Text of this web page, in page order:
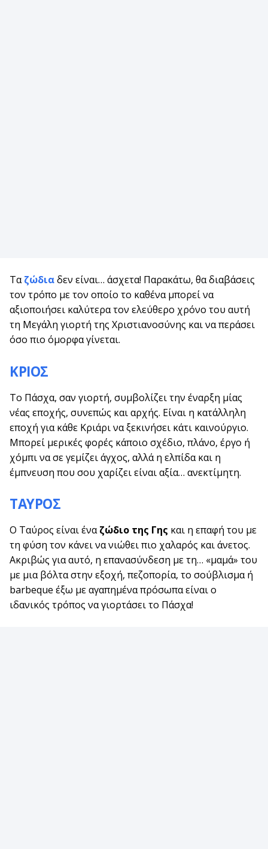
Τα ζώδιαδεν είναι… άσχετα! Παρακάτω, θα διαβάσεις
τον τρόπο με τον οποίο το καθένα μπορεί να
αξιοποιήσει καλύτερα τον ελεύθερο χρόνο του αυτή
τη Μεγάλη γιορτή της Χριστιανοσύνης και να περάσει
όσο πιο όμορφα γίνεται.
ΚΡΙΟΣ
Το Πάσχα, σαν γιορτή, συμβολίζει την έναρξη μίας
νέας εποχής, συνεπώς και αρχής. Είναι η κατάλληλη
εποχή για κάθε Κριάρι να ξεκινήσει κάτι καινούργιο.
Μπορεί μερικές φορές κάποιο σχέδιο, πλάνο, έργο ή
χόμπι να σε γεμίζει άγχος, αλλά η ελπίδα και η
έμπνευση που σου χαρίζει είναι αξία… ανεκτίμητη.
ΤΑΥΡΟΣ
Ο Ταύρος είναι έναζώδιο της Γης και η επαφή του με
τη φύση τον κάνει να νιώθει πιο χαλαρός και άνετος.
Ακριβώς για αυτό, η επανασύνδεση με τη… «μαμά» του
με μια βόλτα στην εξοχή, πεζοπορία, το σούβλισμα ή
barbeque έξω με αγαπημένα πρόσωπα είναι ο
ιδανικός τρόπος να γιορτάσει το Πάσχα!